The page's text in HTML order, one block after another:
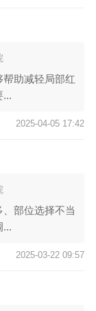
助减轻局部红
...
2025-04-05 17:42
部位选择不当
...
2025-03-22 09:57